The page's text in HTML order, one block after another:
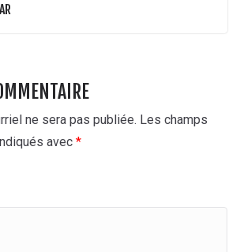
ne sera pas publiée. Les champs
avec *